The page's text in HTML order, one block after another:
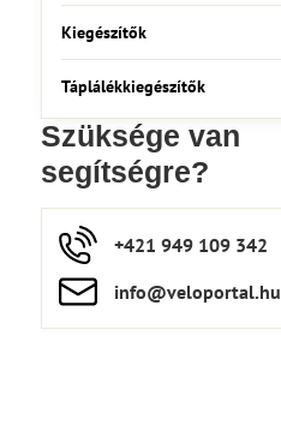
Kiegészítők
Táplálékkiegészítők
Szüksége van
segítségre?
+421 949 109 342
info​​@veloportal​.hu